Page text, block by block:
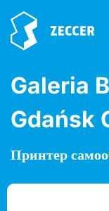
Galeria
Gdańsk
Принтер